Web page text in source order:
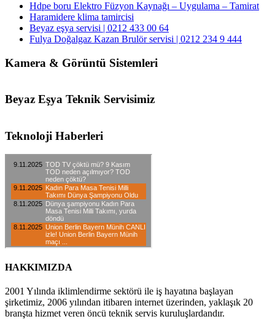
Hdpe boru Elektro Füzyon Kaynağı – Uygulama – Tamirat
Haramidere klima tamircisi
Beyaz eşya servisi | 0212 433 00 64
Fulya Doğalgaz Kazan Brulör servisi | 0212 234 9 444
Kamera & Görüntü Sistemleri
Beyaz Eşya Teknik Servisimiz
Teknoloji Haberleri
HAKKIMIZDA
2001 Yılında iklimlendirme sektörü ile iş hayatına başlayan
şirketimiz, 2006 yılından itibaren internet üzerinden, yaklaşık 20
branşta hizmet veren öncü teknik servis kuruluşlardandır.